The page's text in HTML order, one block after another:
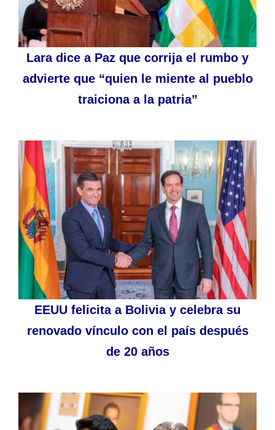
Lara dice a Paz que corrija el rumbo y
advierte que “quien le miente al pueblo
traiciona a la patria”
EEUU felicita a Bolivia y celebra su
renovado vínculo con el país después
de 20 años